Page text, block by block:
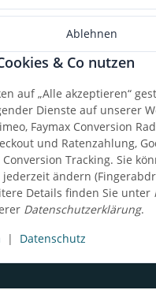
Ablehnen
& Co nutzen
auf „Alle akzeptieren“
Dienste auf unserer
Faymax Conversion
und Ratenzahlung,
Conversion Tracking. Sie
ändern
Details finden Sie unter
Datenschutzerklärung.
| Datenschutz
uns
gesetzlicher USt., zzgl.Versand
Widerrufsrecht AGB
& technische Betreuung:
z o.o.